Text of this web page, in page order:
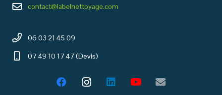
contact@labelnettoyage.com
06 03 21 45 09
07 49 10 17 47 (Devis)